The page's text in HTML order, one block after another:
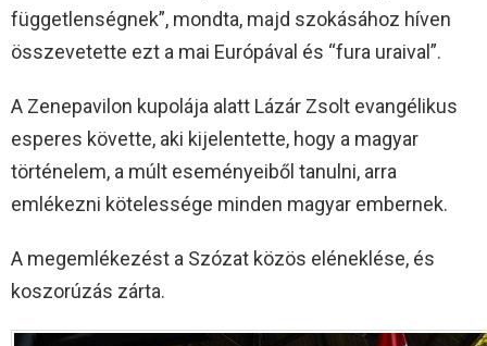
függetlenségnek”, mondta, majd szokásához híven
összevetette ezt a mai Európával és “fura uraival”.
A Zenepavilon kupolája alatt Lázár Zsolt evangélikus
esperes követte, aki kijelentette, hogy a magyar
történelem, a múlt eseményeiből tanulni, arra
emlékezni kötelessége minden magyar embernek.
A megemlékezést a Szózat közös eléneklése, és
koszorúzás zárta.